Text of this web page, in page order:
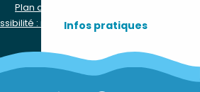
Infos pratiques
Les services
Plan du site
: non conforme